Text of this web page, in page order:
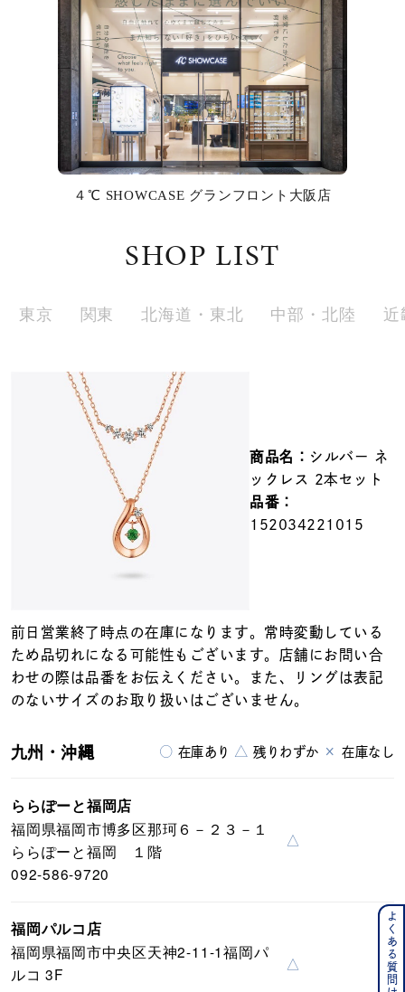
ファッションテイスト
着用シーン
リングサイズ
¥0
すべて表示
４℃ SHOWCASE グランフロント大阪店
SHOP LIST
東京 関東 北海道・東北 中部・北陸 近
商品名： シルバー ネ
ックレス 2本セット
品番：
152034221015
前日営業終了時点の在庫になります。常時変動している
ため品切れになる可能性もございます。店舗にお問い合
わせの際は品番をお伝えください。また、リングは表記
のないサイズのお取り扱いはございません。
○ 在庫あり △ 残りわずか × 在庫なし
九州・沖縄
ららぽーと福岡店
福岡県福岡市博多区那珂６－２３－１
ららぽーと福岡 １階
092-586-9720
△
福岡パルコ店
福岡県福岡市中央区天神2-11-1福岡パ
ルコ 3F
△